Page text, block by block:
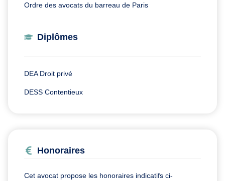
Ordre des avocats du barreau de Paris
Diplômes
DEA Droit privé
DESS Contentieux
Honoraires
Cet avocat propose les honoraires indicatifs ci-